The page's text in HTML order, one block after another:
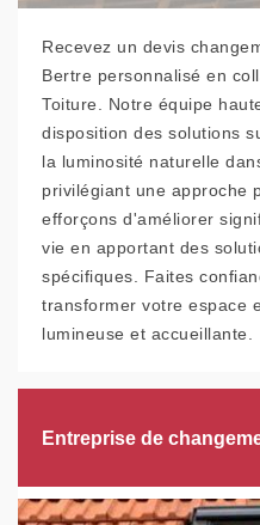
Recevez un devis
Bertre personnalisé en
Toiture. Notre équipe
disposition des solutions
la luminosité naturelle
privilégiant une approche
efforçons d'améliorer
vie en apportant des
spécifiques. Faites
transformer votre espace
lumineuse et accueillante.
Entreprise de